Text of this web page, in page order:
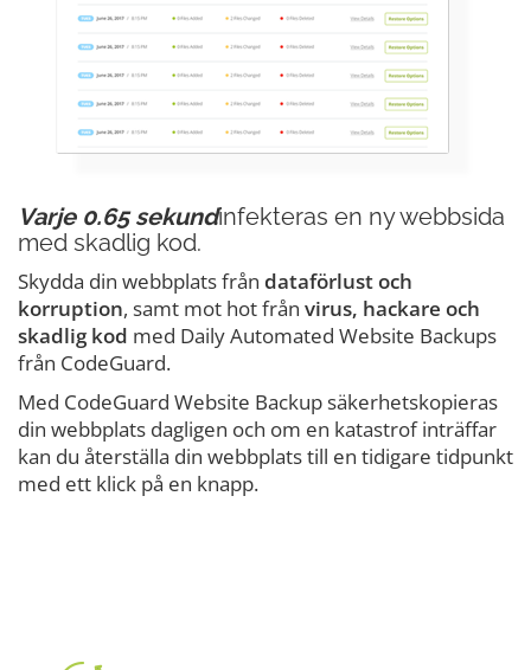
Varje 0.65 sekundinfekteras en ny webbsida
med skadlig kod.
Skydda din webbplats från dataförlust och
korruption, samt mot hot från virus, hackare och
skadlig kod med Daily Automated Website Backups
från CodeGuard.
Med CodeGuard Website Backup säkerhetskopieras
din webbplats dagligen och om en katastrof inträffar
kan du återställa din webbplats till en tidigare tidpunkt
med ett klick på en knapp.